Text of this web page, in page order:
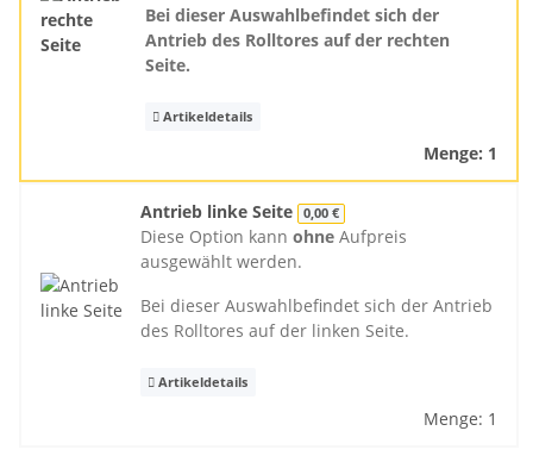
Bei dieser Auswahlbefindet sich der
Antrieb des Rolltores auf der rechten
Seite.
Artikeldetails
Menge: 1
Antrieb linke Seite 0,00 €
Diese Option kann ohneAufpreis
ausgewählt werden.
Bei dieser Auswahlbefindet sich der Antrieb
des Rolltores auf der linken Seite.
Artikeldetails
Menge: 1